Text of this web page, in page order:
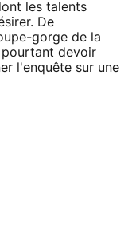
les talents
De
gorge de la
devoir
l'enquête sur une